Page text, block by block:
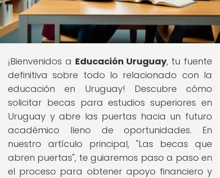
¡Bienvenidos a Educación Uruguay, tu fuente
definitiva sobre todo lo relacionado con la
educación en Uruguay! Descubre cómo
solicitar becas para estudios superiores en
Uruguay y abre las puertas hacia un futuro
académico lleno de oportunidades. En
nuestro artículo principal, "Las becas que
abren puertas", te guiaremos paso a paso en
el proceso para obtener apoyo financiero y